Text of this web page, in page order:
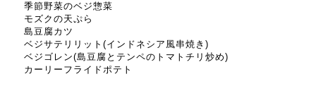
季節野菜のベジ惣菜
モズクの天ぷら
島豆腐カツ
ベジサテリリット(インドネシア風串焼き)
ベジゴレン(島豆腐とテンペのトマトチリ炒め)
カーリーフライドポテト